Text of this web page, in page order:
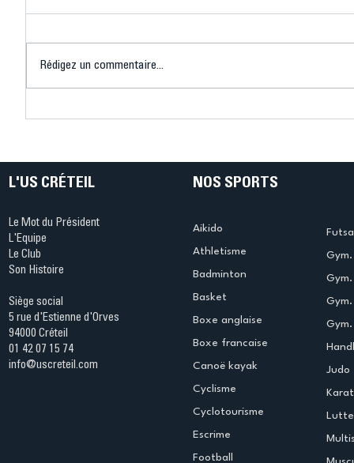
Rédigez un commentaire...
L'US CRÉTEIL
Le Mot du Président
L'Equipe
Le Club
Son Histoire
Siège social
5 rue d'Estienne d'Orves
94000 Créteil
01 42 07 15 74
info@uscreteil.com
NOS SPORTS
Aikido
Athletisme
Badminton
Basket
Boxe anglaise
Boxe francaise
Canoë kayak
Cyclisme
Cyclotourisme
Escrime
Football
Judo
Lutte